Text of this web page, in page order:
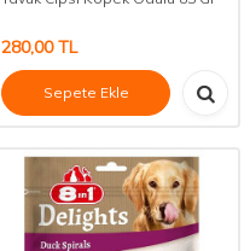
280,00TL
Sepete Ekle